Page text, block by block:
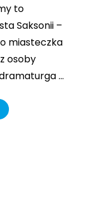
to
Saksonii –
miasteczka
osoby
…